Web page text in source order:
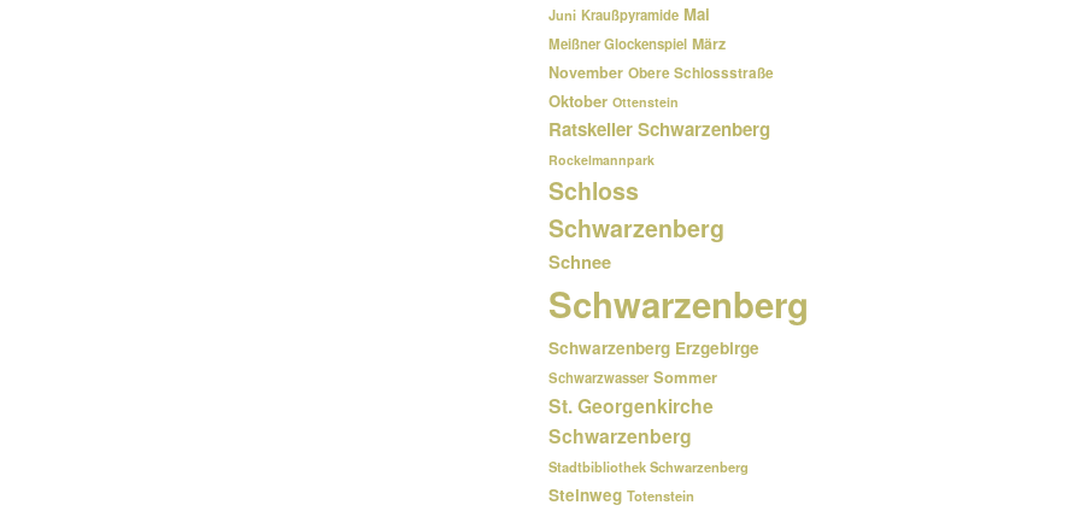
Juni Kraußpyramide Mai
Meißner Glockenspiel März
November Obere Schlossstraße
Oktober Ottenstein
Ratskeller Schwarzenberg
Rockelmannpark
Schloss
Schwarzenberg
Schnee
Schwarzenberg
Schwarzenberg Erzgebirge
Schwarzwasser Sommer
St. Georgenkirche
Schwarzenberg
Stadtbibliothek Schwarzenberg
Steinweg Totenstein